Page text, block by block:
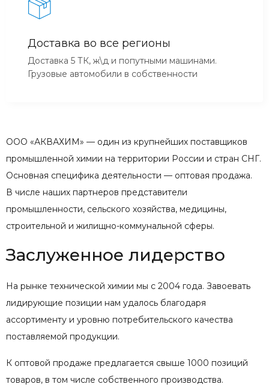
Доставка во все регионы
Доставка 5 ТК, ж\д и попутными машинами.
Грузовые автомобили в собственности
ООО «АКВАХИМ» — один из крупнейших поставщиков
промышленной химии на территории России и стран СНГ.
Основная специфика деятельности — оптовая продажа.
В числе наших партнеров представители
промышленности, сельского хозяйства, медицины,
строительной и жилищно-коммунальной сферы.
Заслуженное лидерство
На рынке технической химии мы с 2004 года. Завоевать
лидирующие позиции нам удалось благодаря
ассортименту и уровню потребительского качества
поставляемой продукции.
К оптовой продаже предлагается свыше 1000 позиций
товаров, в том числе собственного производства.